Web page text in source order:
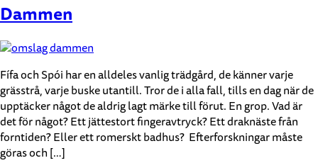
Dammen
Fífa och Spói har en alldeles vanlig trädgård, de känner varje
grässtrå, varje buske utantill. Tror de i alla fall, tills en dag när de
upptäcker något de aldrig lagt märke till förut. En grop. Vad är
det för något? Ett jättestort fingeravtryck? Ett draknäste från
forntiden? Eller ett romerskt badhus? Efterforskningar måste
göras och […]